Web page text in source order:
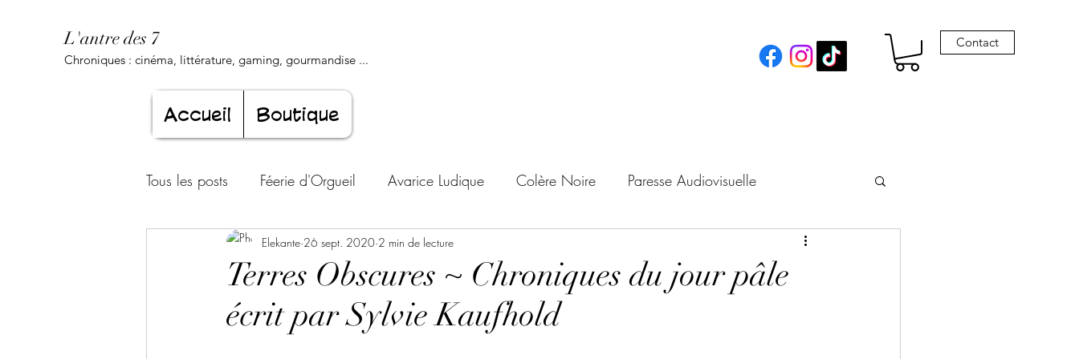
L'antre des 7
Chroniques : cinéma, littérature, gaming, gourmandise ...
Contact
Accueil Boutique
Tous les posts Féerie d'Orgueil Avarice Ludique Colère Noire Paresse Audiovisuelle
Luxure Envoûtante Gourmandise Proscrite
Jeunesse éternelle Cœur d'adolescent Archives Temporelles
Terres Obscures ~ Chroniques du jour pâle
écrit par Sylvie Kaufhold
Elekante 26 sept. 2020 2 min de lecture